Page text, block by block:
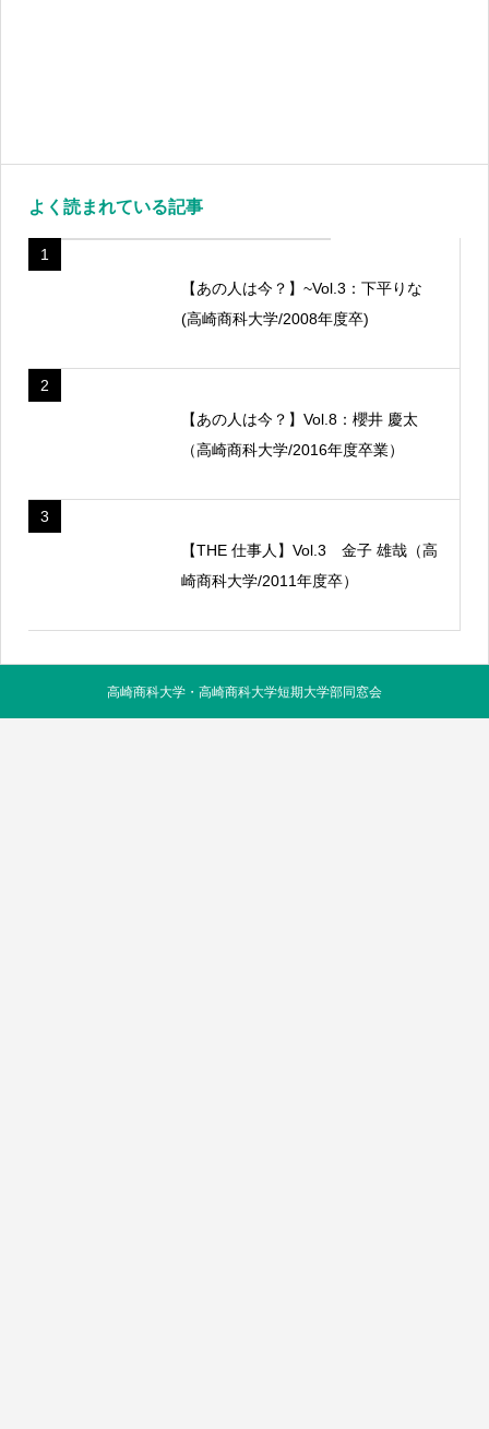
よく読まれている記事
1
【あの人は今？】~Vol.3：下平りな
(高崎商科大学/2008年度卒)
2
【あの人は今？】Vol.8：櫻井 慶太
（高崎商科大学/2016年度卒業）
3
【THE 仕事人】Vol.3 金子 雄哉（高
崎商科大学/2011年度卒）
高崎商科大学・高崎商科大学短期大学部同窓会